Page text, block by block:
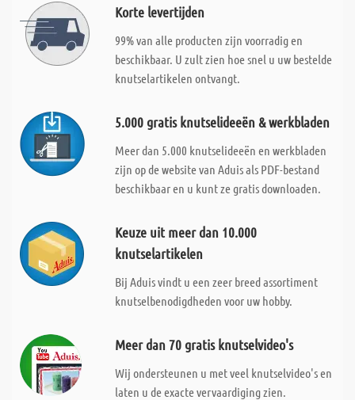
Korte levertijden
99% van alle producten zijn voorradig en
beschikbaar. U zult zien hoe snel u uw bestelde
knutselartikelen ontvangt.
5.000 gratis knutselideeën & werkbladen
Meer dan 5.000 knutselideeën en werkbladen
zijn op de website van Aduis als PDF-bestand
beschikbaar en u kunt ze gratis downloaden.
Keuze uit meer dan 10.000
knutselartikelen
Bij Aduis vindt u een zeer breed assortiment
knutselbenodigdheden voor uw hobby.
Meer dan 70 gratis knutselvideo's
Wij ondersteunen u met veel knutselvideo's en
laten u de exacte vervaardiging zien.